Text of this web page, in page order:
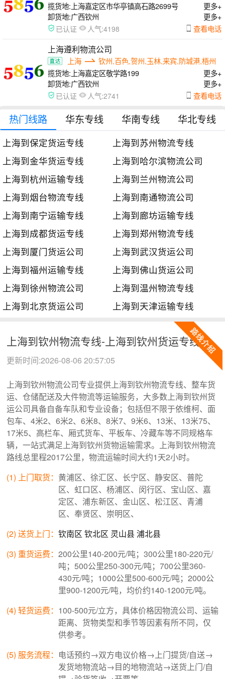
揽货地: 上海嘉定区市华亭镇高石路2699号
更多+
卸货地:广西钦州 更多+
已认证 人气:4198 查看电话
上海遵利物流公司
上海
钦州,百色,贺州,玉林,来宾,防城港,梧州
揽货地: 上海嘉定区敬学路199
更多+
卸货地:广西钦州 更多+
已认证 人气:2741 查看电话
热门线路 华东专线 华南专线 华北专线
上海到保定货运专线
上海到苏州物流专线
上海到金华货运专线
上海到哈尔滨物流公司
上海到杭州运输专线
上海到兰州物流公司
上海到烟台物流专线
上海到南通物流公司
上海到南宁运输专线
上海到廊坊运输专线
上海到成都货运专线
上海到郑州物流专线
上海到厦门货运公司
上海到武汉货运公司
上海到福州运输专线
上海到佛山货运公司
上海到徐州物流公司
上海到温州物流专线
上海到北京货运公司
上海到天津运输专线
上海到钦州物流专线-上海到钦州货运专线
更新时间:2026-08-06 20:57:05
上海到钦州物流公司专业提供上海到钦州物流专线、整车货
运、仓储配送及大件物流等运输服务，大多数上海到钦州货
运公司具备自备车队和专业设备；包括但不限于依维柯、面
包车、4米2、6米2、6米8、8米7、9米6、13米、13米75、
17米5、高栏车、厢式货车、平板车、冷藏车等不同规格车
辆，一站式满足上海到钦州货物运输需求。上海到钦州物流
路线总里程2017公里，物流运输时间大约1天2小时。
(1) 上门取货： 黄浦区、徐汇区、长宁区、静安区、普陀
区、虹口区、杨浦区、闵行区、宝山区、嘉
定区、浦东新区、金山区、松江区、青浦
区、奉贤区、崇明区、
(2) 送货上门： 钦南区 钦北区 灵山县浦北县
(3) 重货运费： 200公里140-200元/吨；300公里180-220元/
吨；500公里250-300元/吨；700公里360-
430元/吨；1000公里500-600元/吨；2000公
里900-1200元/吨，均价约140-1200元/吨。
(4) 轻货运费： 100-500元/立方，具体价格因物流公司、运输
距离、货物类型和季节等因素有所不同，仅
供参考。
(5) 服务流程： 电话预约→双方电议价格→上门提货/自送→
发货地物流站→目的地物流站→送货上门/自